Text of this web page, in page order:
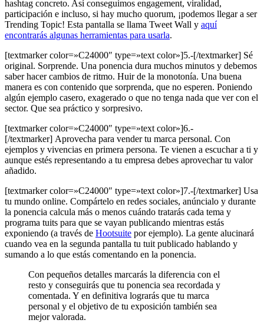
hashtag concreto. Así conseguimos engagement, viralidad,
participación e incluso, si hay mucho quorum, ¡podemos llegar a ser
Trending Topic! Esta pantalla se llama Tweet Wall y aquí
encontrarás algunas herramientas para usarla.
[textmarker color=»C24000″ type=»text color»]5.-[/textmarker] Sé
original. Sorprende. Una ponencia dura muchos minutos y debemos
saber hacer cambios de ritmo. Huir de la monotonía. Una buena
manera es con contenido que sorprenda, que no esperen. Poniendo
algún ejemplo casero, exagerado o que no tenga nada que ver con el
sector. Que sea práctico y sorpresivo.
[textmarker color=»C24000″ type=»text color»]6.-
[/textmarker] Aprovecha para vender tu marca personal. Con
ejemplos y vivencias en primera persona. Te vienen a escuchar a ti y
aunque estés representando a tu empresa debes aprovechar tu valor
añadido.
[textmarker color=»C24000″ type=»text color»]7.-[/textmarker] Usa
tu mundo online. Compártelo en redes sociales, anúncialo y durante
la ponencia calcula más o menos cuándo tratarás cada tema y
programa tuits para que se vayan publicando mientras estás
exponiendo (a través de Hootsuite por ejemplo). La gente alucinará
cuando vea en la segunda pantalla tu tuit publicado hablando y
sumando a lo que estás comentando en la ponencia.
Con pequeños detalles marcarás la diferencia con el
resto y conseguirás que tu ponencia sea recordada y
comentada. Y en definitiva lograrás que tu marca
personal y el objetivo de tu exposición también sea
mejor valorada.